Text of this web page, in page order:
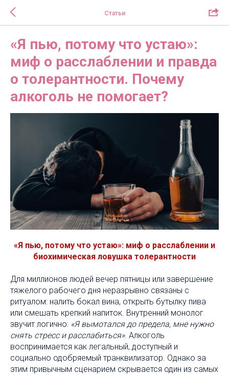
Статьи
«Я пью, потому что устаю»:
миф о расслаблении и правда
о толерантности. Почему
алкоголь не помогает?
«Я пью, потому что устаю»: миф о расслаблении и
биохимическая ловушка толерантности
Для миллионов людей вечер пятницы или завершение
тяжелого рабочего дня неразрывно связаны с
ритуалом: налить бокал вина, открыть бутылку пива
или смешать крепкий напиток. Внутренний монолог
звучит логично: «Я вымотался до предела, мне нужно
снять стресс и расслабиться». Алкоголь
воспринимается как легальный, доступный и
социально одобряемый транквилизатор. Однако за
этим привычным сценарием скрывается один из самых